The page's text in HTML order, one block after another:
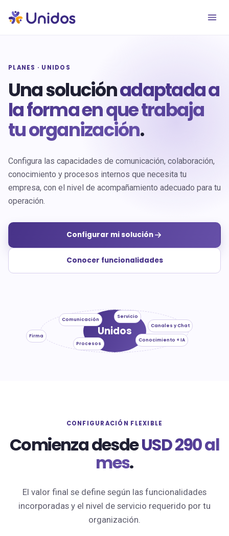
PLANES · UNIDOS
Una soluciónadaptada a
la forma en que trabaja
tu organización.
Configura las capacidades de comunicación, colaboración,
conocimiento y procesos internos que necesita tu
empresa, con el nivel de acompañamiento adecuado para tu
operación.
Configurar mi solución
Conocer funcionalidades
Unidos
Comunicación
Canales y Chat
Conocimiento + IA
Procesos
Firma
Servicio
CONFIGURACIÓN FLEXIBLE
Comienza desdeUSD 290 al
mes.
El valor final se define según las funcionalidades
incorporadas y el nivel de servicio requerido por tu
organización.